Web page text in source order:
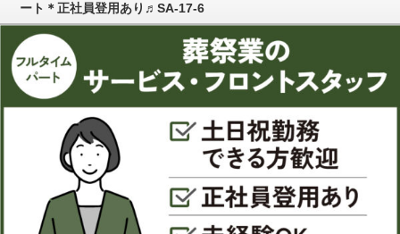
ート＊正社員登用あり♬SA-17-6